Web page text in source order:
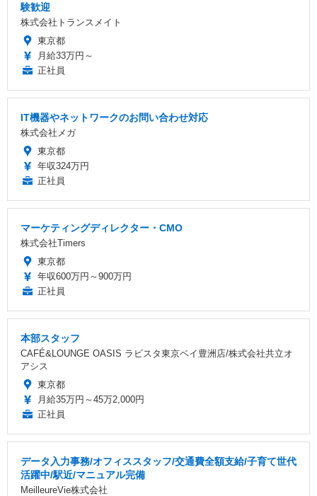
験歓迎
株式会社トランスメイト
東京都
月給33万円～
正社員
IT機器やネットワークのお問い合わせ対応
株式会社メガ
東京都
年収324万円
正社員
マーケティングディレクター・CMO
株式会社Timers
東京都
年収600万円～900万円
正社員
本部スタッフ
CAFÉ&LOUNGE OASIS ラビスタ東京ベイ豊洲店/株式会社共立オ
アシス
東京都
月給35万円～45万2,000円
正社員
データ入力事務/オフィススタッフ/交通費全額支給/子育て世代
活躍中/駅近/マニュアル完備
MeilleureVie株式会社